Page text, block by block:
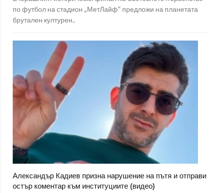
по футбол на стадион „МетЛайф“ предложи на планетата
брутален културен..
Александър Кадиев призна нарушение на пътя и отправи
остър коментар към институциите (видео)